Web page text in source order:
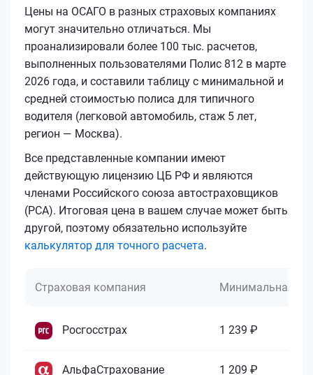
Цены на ОСАГО в разных страховых компаниях
могут значительно отличаться. Мы
проанализировали более 100 тыс. расчетов,
выполненных пользователями Полис 812 в марте
2026 года, и составили таблицу с минимальной и
средней стоимостью полиса для типичного
водителя (легковой автомобиль, стаж 5 лет,
регион — Москва).
Все представленные компании имеют
действующую лицензию ЦБ РФ и являются
членами Российского союза автостраховщиков
(РСА). Итоговая цена в вашем случае может быть
другой, поэтому обязательно используйте
калькулятор для точного расчета.
Страховая компания Минимальная
Росгосстрах 1 239 ₽
АльфаСтрахование 1 209 ₽